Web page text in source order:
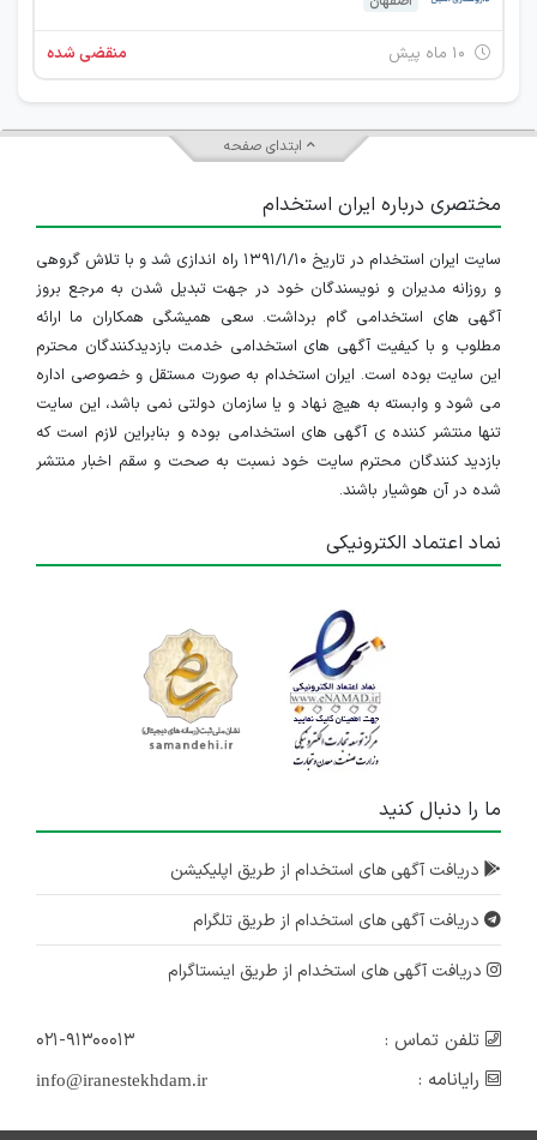
منقضی شده
ابتدای صفحه
مختصری درباره ایران استخدام
سایت ایران استخدام در تاریخ ۱۳۹۱/۱/۱۰ راه اندازی شد و با تلاش گروهی
و روزانه مدیران و نویسندگان خود در جهت تبدیل شدن به مرجع بروز
آگهی های استخدامی گام برداشت. سعی همیشگی همکاران ما ارائه
مطلوب و با کیفیت آگهی های استخدامی خدمت بازدیدکنندگان محترم
این سایت بوده است. ایران استخدام به صورت مستقل و خصوصی اداره
می شود و وابسته به هیچ نهاد و یا سازمان دولتی نمی باشد، این سایت
تنها منتشر کننده ی آگهی های استخدامی بوده و بنابراین لازم است که
بازدید کنندگان محترم سایت خود نسبت به صحت و سقم اخبار منتشر
شده در آن هوشیار باشند.
نماد اعتماد الکترونیکی
ما را دنبال کنید
دریافت آگهی های استخدام از طریق اپلیکیشن
دریافت آگهی های استخدام از طریق تلگرام
دریافت آگهی های استخدام از طریق اینستاگرام
تلفن تماس :
۰۲۱-۹۱۳۰۰۰۱۳
رایانامه :
info@iranestekhdam.ir